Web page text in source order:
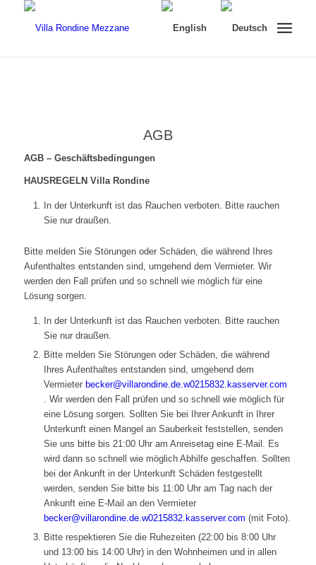
AGB
AGB – Geschäftsbedingungen
HAUSREGELN Villa Rondine
In der Unterkunft ist das Rauchen verboten. Bitte rauchen
Sie nur draußen.
Bitte melden Sie Störungen oder Schäden, die während Ihres
Aufenthaltes entstanden sind, umgehend dem Vermieter. Wir
werden den Fall prüfen und so schnell wie möglich für eine
Lösung sorgen.
In der Unterkunft ist das Rauchen verboten. Bitte rauchen
Sie nur draußen.
Bitte melden Sie Störungen oder Schäden, die während
Ihres Aufenthaltes entstanden sind, umgehend dem
Vermieter becker@villarondine.de.w0215832.kasserver.com
. Wir werden den Fall prüfen und so schnell wie möglich für
eine Lösung sorgen. Sollten Sie bei Ihrer Ankunft in Ihrer
Unterkunft einen Mangel an Sauberkeit feststellen, senden
Sie uns bitte bis 21:00 Uhr am Anreisetag eine E-Mail. Es
wird dann so schnell wie möglich Abhilfe geschaffen. Sollten
bei der Ankunft in der Unterkunft Schäden festgestellt
werden, senden Sie bitte bis 11:00 Uhr am Tag nach der
Ankunft eine E-Mail an den Vermieter
becker@villarondine.de.w0215832.kasserver.com (mit Foto).
Bitte respektieren Sie die Ruhezeiten (22:00 bis 8:00 Uhr
und 13:00 bis 14:00 Uhr) in den Wohnheimen und in allen